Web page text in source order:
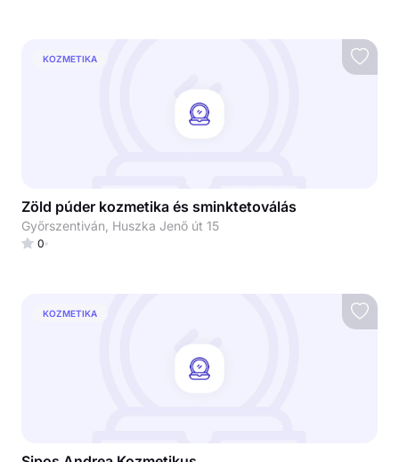
KOZMETIKA
Zöld púder kozmetika és sminktetoválás
Győrszentiván, Huszka Jenő út 15
0
KOZMETIKA